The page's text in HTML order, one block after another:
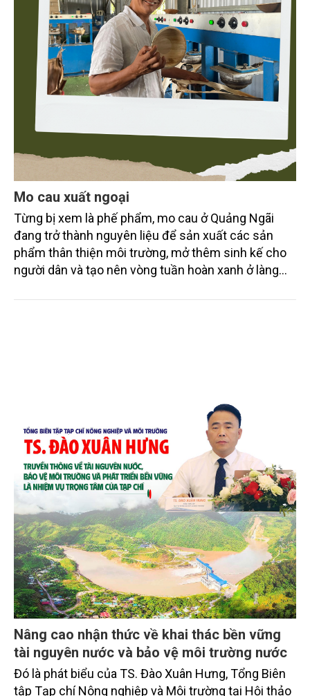
Mo cau xuất ngoại
Từng bị xem là phế phẩm, mo cau ở Quảng Ngãi
đang trở thành nguyên liệu để sản xuất các sản
phẩm thân thiện môi trường, mở thêm sinh kế cho
người dân và tạo nên vòng tuần hoàn xanh ở làng
chén, dĩa... từ mo cau đã được thị trường trong nước
Nâng cao nhận thức về khai thác bền vững
tài nguyên nước và bảo vệ môi trường nước
Đó là phát biểu của TS. Đào Xuân Hưng, Tổng Biên
tập Tạp chí Nông nghiệp và Môi trường tại Hội thảo